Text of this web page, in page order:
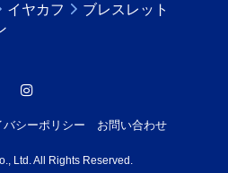
イヤカフ
ブレスレット
バシーポリシー お問い合わせ
Ltd. All Rights Reserved.